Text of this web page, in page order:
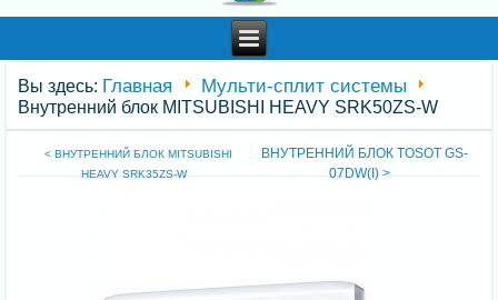
Вы здесь: Главная Мульти-сплит системы
Внутренний блок MITSUBISHI HEAVY SRK50ZS-W
< ВНУТРЕННИЙ БЛОК MITSUBISHI
HEAVY SRK35ZS-W
ВНУТРЕННИЙ БЛОК TOSOT GS-
07DW(I) >